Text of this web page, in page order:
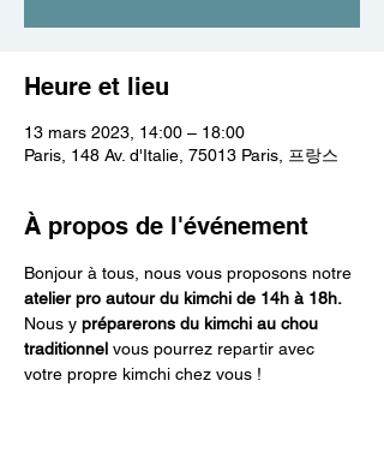
Heure et lieu
13 mars 2023, 14:00 – 18:00
Paris, 148 Av. d'Italie, 75013 Paris, 프랑스
À propos de l'événement
Bonjour à tous, nous vous proposons notre
atelier pro autour du kimchi de 14h à 18h.
Nous y préparerons du kimchi au chou
traditionnel vous pourrez repartir avec
votre propre kimchi chez vous !